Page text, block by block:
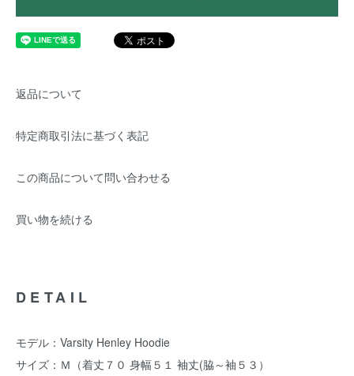
返品について
特定商取引法に基づく表記
この商品について問い合わせる
買い物を続ける
DETAIL
モデル：Varsity Henley Hoodie
サイズ：Ｍ（着丈７０ 身幅５１ 袖丈(脇～袖５３）